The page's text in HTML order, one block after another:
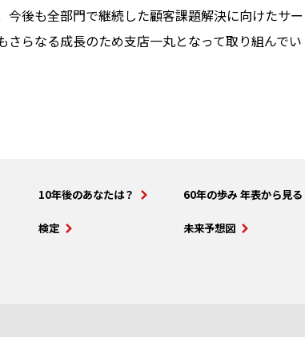
後も全部門で継続した顧客課題解決に向けたサー
らなる成長のため支店一丸となって取り組んでい
10年後のあなたは？ 60年の歩み 年表から見る
検定 未来予想図